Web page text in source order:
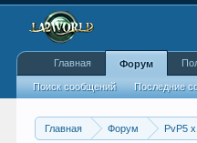
Главная Форум PvP5
Главная Форум
Поиск сообщений Последние